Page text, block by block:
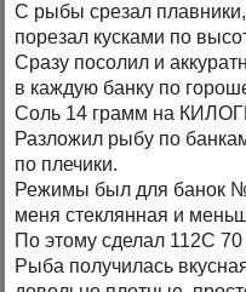
С рыбы срезал плавники,
порезал кусками по
Сразу посолил и
в каждую банку по
Соль 14 грамм на
Разложил рыбу по
по плечики.
Режимы был для банок
меня стеклянная и
По этому сделал 112С 70
Рыба получилась